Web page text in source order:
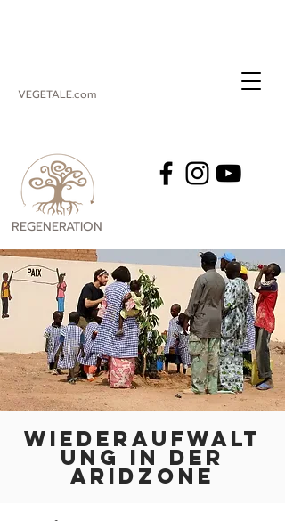
VEGETALE.com
REGENERATION
WIEDERAUFWALT
UNG IN DER
ARIDZONE